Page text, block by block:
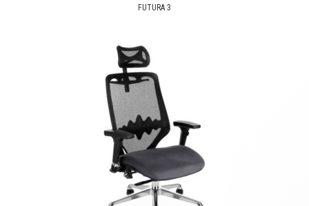
FUTURA 3